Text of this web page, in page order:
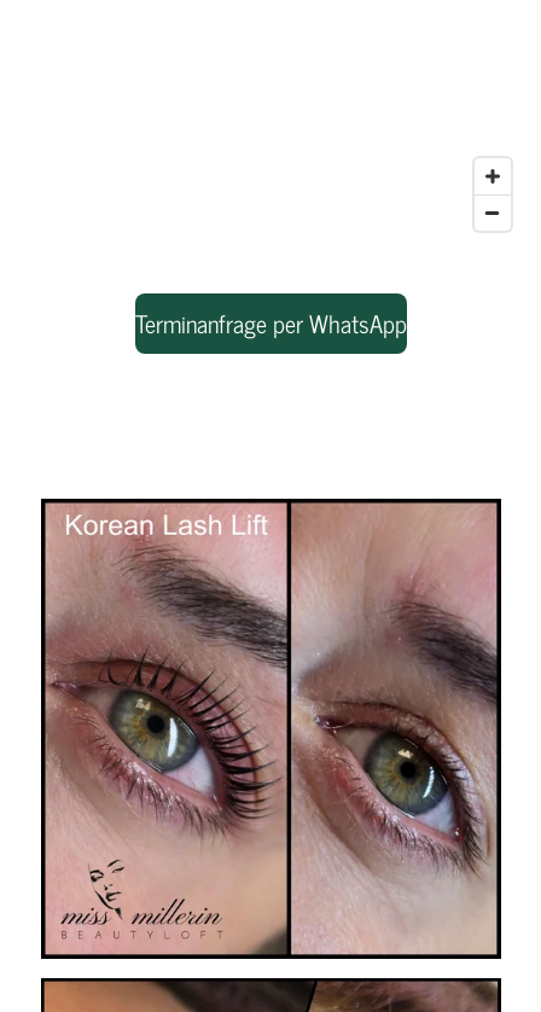
Terminanfrage per WhatsApp